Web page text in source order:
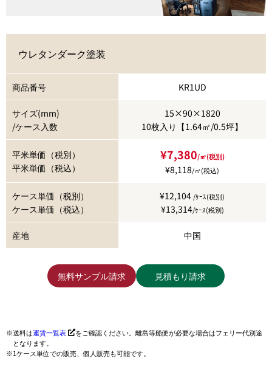
ウレタンダーク塗装
商品番号 KR1UD
サイズ(mm)
/ケース入数
15×90×1820
10枚入り【1.64㎡/0.5坪】
平米単価（税別）
平米単価（税込）
¥7,380/㎡(税別)
¥8,118/㎡(税込)
ケース単価（税別）
ケース単価（税込）
¥12,104/ｹｰｽ(税別)
¥13,314/ｹｰｽ(税別)
産地 中国
無料サンプル請求 見積もり請求
送料は運賃一覧表
をご確認ください。離島等船便が必要な場合はフェリー代別途
となります。
1ケース単位での販売、個人販売も可能です。